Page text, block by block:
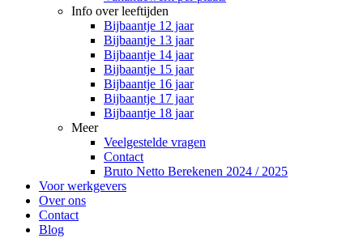
Info over leeftijden
Bijbaantje 12 jaar
Bijbaantje 13 jaar
Bijbaantje 14 jaar
Bijbaantje 15 jaar
Bijbaantje 16 jaar
Bijbaantje 17 jaar
Bijbaantje 18 jaar
Meer
Veelgestelde vragen
Contact
Bruto Netto Berekenen 2024 / 2025
Voor werkgevers
Over ons
Contact
Blog